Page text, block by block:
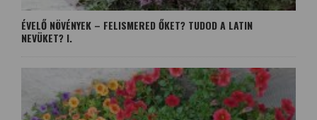
ÉVELŐ NÖVÉNYEK – FELISMERED ŐKET? TUDOD A LATIN
NEVÜKET? I.